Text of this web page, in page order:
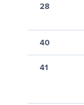
28
40
41